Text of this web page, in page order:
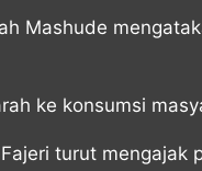
Mashude
ke konsumsi
turut